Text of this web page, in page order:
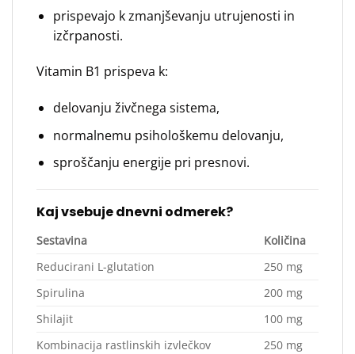
prispevajo k zmanjševanju utrujenosti in
izčrpanosti.
Vitamin B1 prispeva k:
delovanju živčnega sistema,
normalnemu psihološkemu delovanju,
sproščanju energije pri presnovi.
Kaj vsebuje dnevni odmerek?
Sestavina
Količina
Reducirani L-glutation
250 mg
Spirulina
200 mg
Shilajit
100 mg
Kombinacija rastlinskih izvlečkov
250 mg